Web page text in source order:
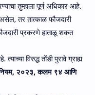
तुम्हाला पूर्ण अधिकार आहे.
तर तात्काळ फौजदारी
प्रकरणे हाताळू शकत
विरुद्ध तोंडी पुरावे ग्राह्य
२०२३, कलम ९४ आणि